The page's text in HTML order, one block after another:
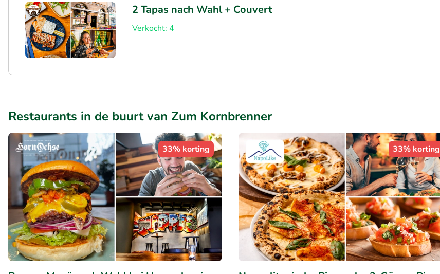
2 Tapas nach Wahl + Couvert
Verkocht: 4
Restaurants in de buurt van Zum Kornbrenner
33% korting 33% korting